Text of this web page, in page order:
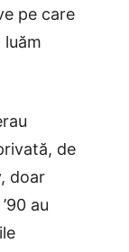
pe care
luăm
de
doar
au